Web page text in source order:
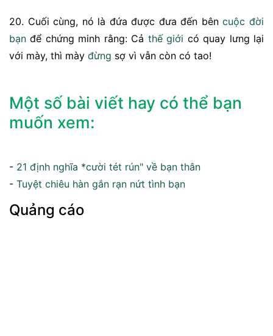
20. Cuối cùng, nó là đứa được đưa đến bêncuộc đời
bạn để chứng minh rằng: Cả thế giới có quay lưng lại
với mày, thì mày đừng sợ vì vẫn còn có tao!
Một số bài viết hay có thể bạn
muốn xem:
- 21 định nghĩa *cười tét rún" về bạn thân
- Tuyệt chiêu hàn gắn rạn nứt tình bạn
Quảng cáo